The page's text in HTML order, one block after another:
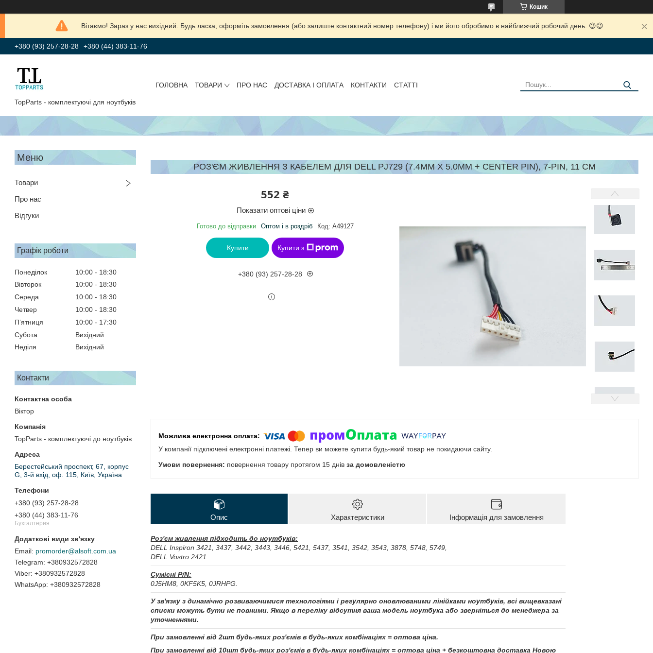
Кошик
Вітаємо! Зараз у нас вихідний. Будь ласка, оформіть замовлення (або залиште контактний номер телефону) і ми його обробимо в найближчий робочий день. 😉😉
+380 (93) 257-28-28 +380 (44) 383-11-76
TopParts - комплектуючі для ноутбуків
ГОЛОВНА ТОВАРИ ПРО НАС ДОСТАВКА І ОПЛАТА КОНТАКТИ СТАТТІ
Товари
Про нас
Відгуки
Графік роботи
Понеділок 10:00
18:30
Вівторок
10:00
18:30
Середа
10:00
18:30
Четвер
10:00
18:30
Пʼятниця
10:00
17:30
Субота
Вихідний
Неділя
Вихідний
Контакти
Віктор
TopParts - комплектуючі до ноутбуків
Берестейський проспект, 67, корпус
G, 3-й вхід, оф. 115, Київ, Україна
+380 (93) 257-28-28
+380 (44) 383-11-76
Бухгалтерия
promorder@alsoft.com.ua
+380932572828
+380932572828
+380932572828
РОЗ'ЄМ ЖИВЛЕННЯ З КАБЕЛЕМ ДЛЯ DELL PJ729 (7.4MM X 5.0MM + CENTER PIN), 7-PIN, 11 СМ
552 ₴
Показати оптові ціни
Готово до відправки Оптом і в роздріб Код: A49127
Купити Купити з
+380 (93) 257-28-28
У компанії підключені електронні платежі. Тепер ви можете купити будь-який товар не покидаючи сайту.
повернення товару протягом 15 днів за домовленістю
Опис Характеристики Інформація для замовлення
Роз'єм живлення підходить до ноутбуків:
DELL Inspiron 3421, 3437, 3442, 3443, 3446, 5421, 5437, 3541, 3542, 3543, 3878, 5748, 5749,
DELL Vostro 2421.
Сумісні P/N:
0J5HM8, 0KF5K5, 0JRHPG.
У зв'язку з динамічно розвиваючимися технологіями і регулярно оновлюваними лінійками ноутбуків, всі вищевказані
списки можуть бути не повними. Якщо в переліку відсутня ваша модель ноутбука або зверніться до менеджера за
уточненнями.
При замовленні від 2шт будь-яких роз'ємів в будь-яких комбінаціях = оптова ціна.
При замовленні від 10шт будь-яких роз'ємів в будь-яких комбінаціях = оптова ціна + безкоштовна доставка Новою